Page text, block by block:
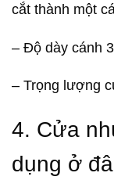
cắt thành một
– Độ dày cánh
– Trọng lượng
4. Cửa
dụng ở